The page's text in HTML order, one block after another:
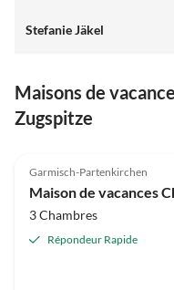
Stefanie Jäkel
Maisons de
Zugspitze
Garmisch-Partenkirchen
3 Chambres
Répondeur Rapide